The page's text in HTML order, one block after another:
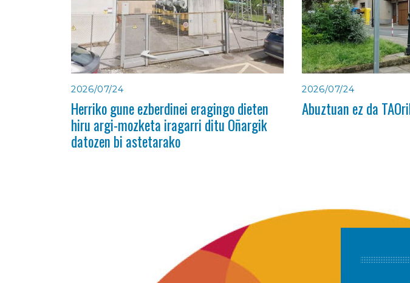
2026/07/24
Herriko gune ezberdinei eragingo dieten
hiru argi-mozketa iragarri ditu Oñargik
datozen bi astetarako
2026/07/24
Abuztuan ez da